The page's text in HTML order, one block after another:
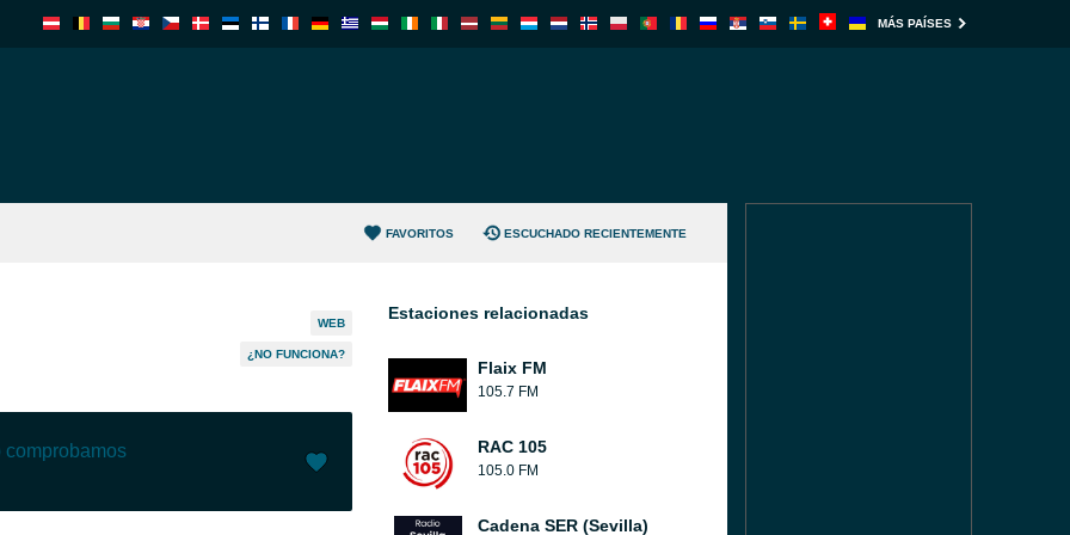
MÁS PAÍSES
FAVORITOS ESCUCHADO RECIENTEMENTE
WEB
¿NO FUNCIONA?
comprobamos
Estaciones relacionadas
Flaix FM
105.7 FM
RAC 105
105.0 FM
Cadena SER (Sevilla)